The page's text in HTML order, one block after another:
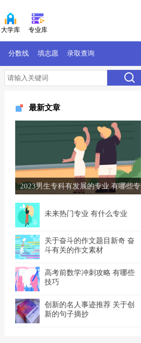
大学库 专业库
分数线 填志愿 录取查询
最新文章
2023男生专科有发展的专业 有哪些专
业
未来热门专业 有什么专业
关于奋斗的作文题目新奇 奋
斗有关的作文素材
高考前数学冲刺攻略 有哪些
技巧
创新的名人事迹推荐 关于创
新的句子摘抄